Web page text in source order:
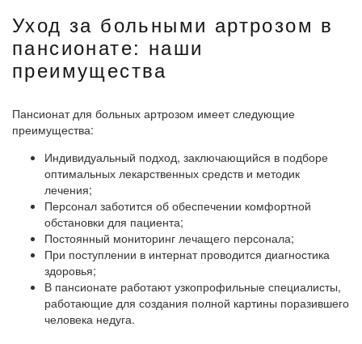
Уход за больными артрозом в
пансионате: наши
преимущества
Пансионат для больных артрозом имеет следующие
преимущества:
Индивидуальный подход, заключающийся в подборе
оптимальных лекарственных средств и методик
лечения;
Персонал заботится об обеспечении комфортной
обстановки для пациента;
Постоянный мониторинг лечащего персонала;
При поступлении в интернат проводится диагностика
здоровья;
В пансионате работают узкопрофильные специалисты,
работающие для создания полной картины поразившего
человека недуга.